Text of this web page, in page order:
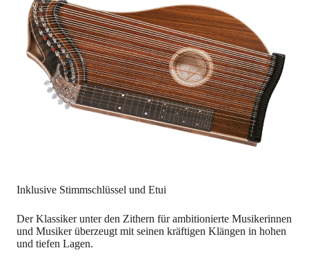
Inklusive Stimmschlüssel und Etui
Der Klassiker unter den Zithern für ambitionierte Musikerinnen
und Musiker überzeugt mit seinen kräftigen Klängen in hohen
und tiefen Lagen.